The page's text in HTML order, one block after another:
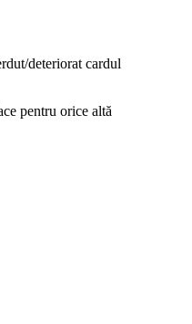
deteriorat cardul
pentru orice altă